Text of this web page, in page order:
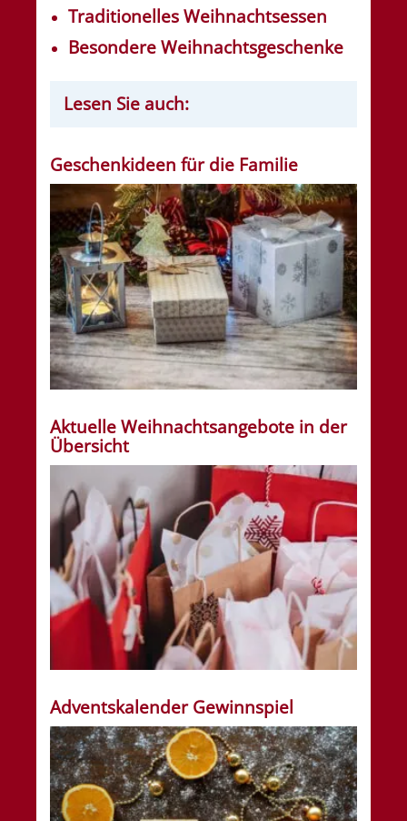
Traditionelles Weihnachtsessen
Besondere Weihnachtsgeschenke
Lesen Sie auch:
Geschenkideen für die Familie
Aktuelle Weihnachtsangebote in der
Übersicht
Adventskalender Gewinnspiel